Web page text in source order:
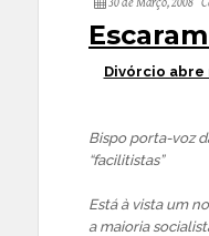
Divórcio abre
Bispo porta-voz
“facilitistas”
Está à vista um
a maioria